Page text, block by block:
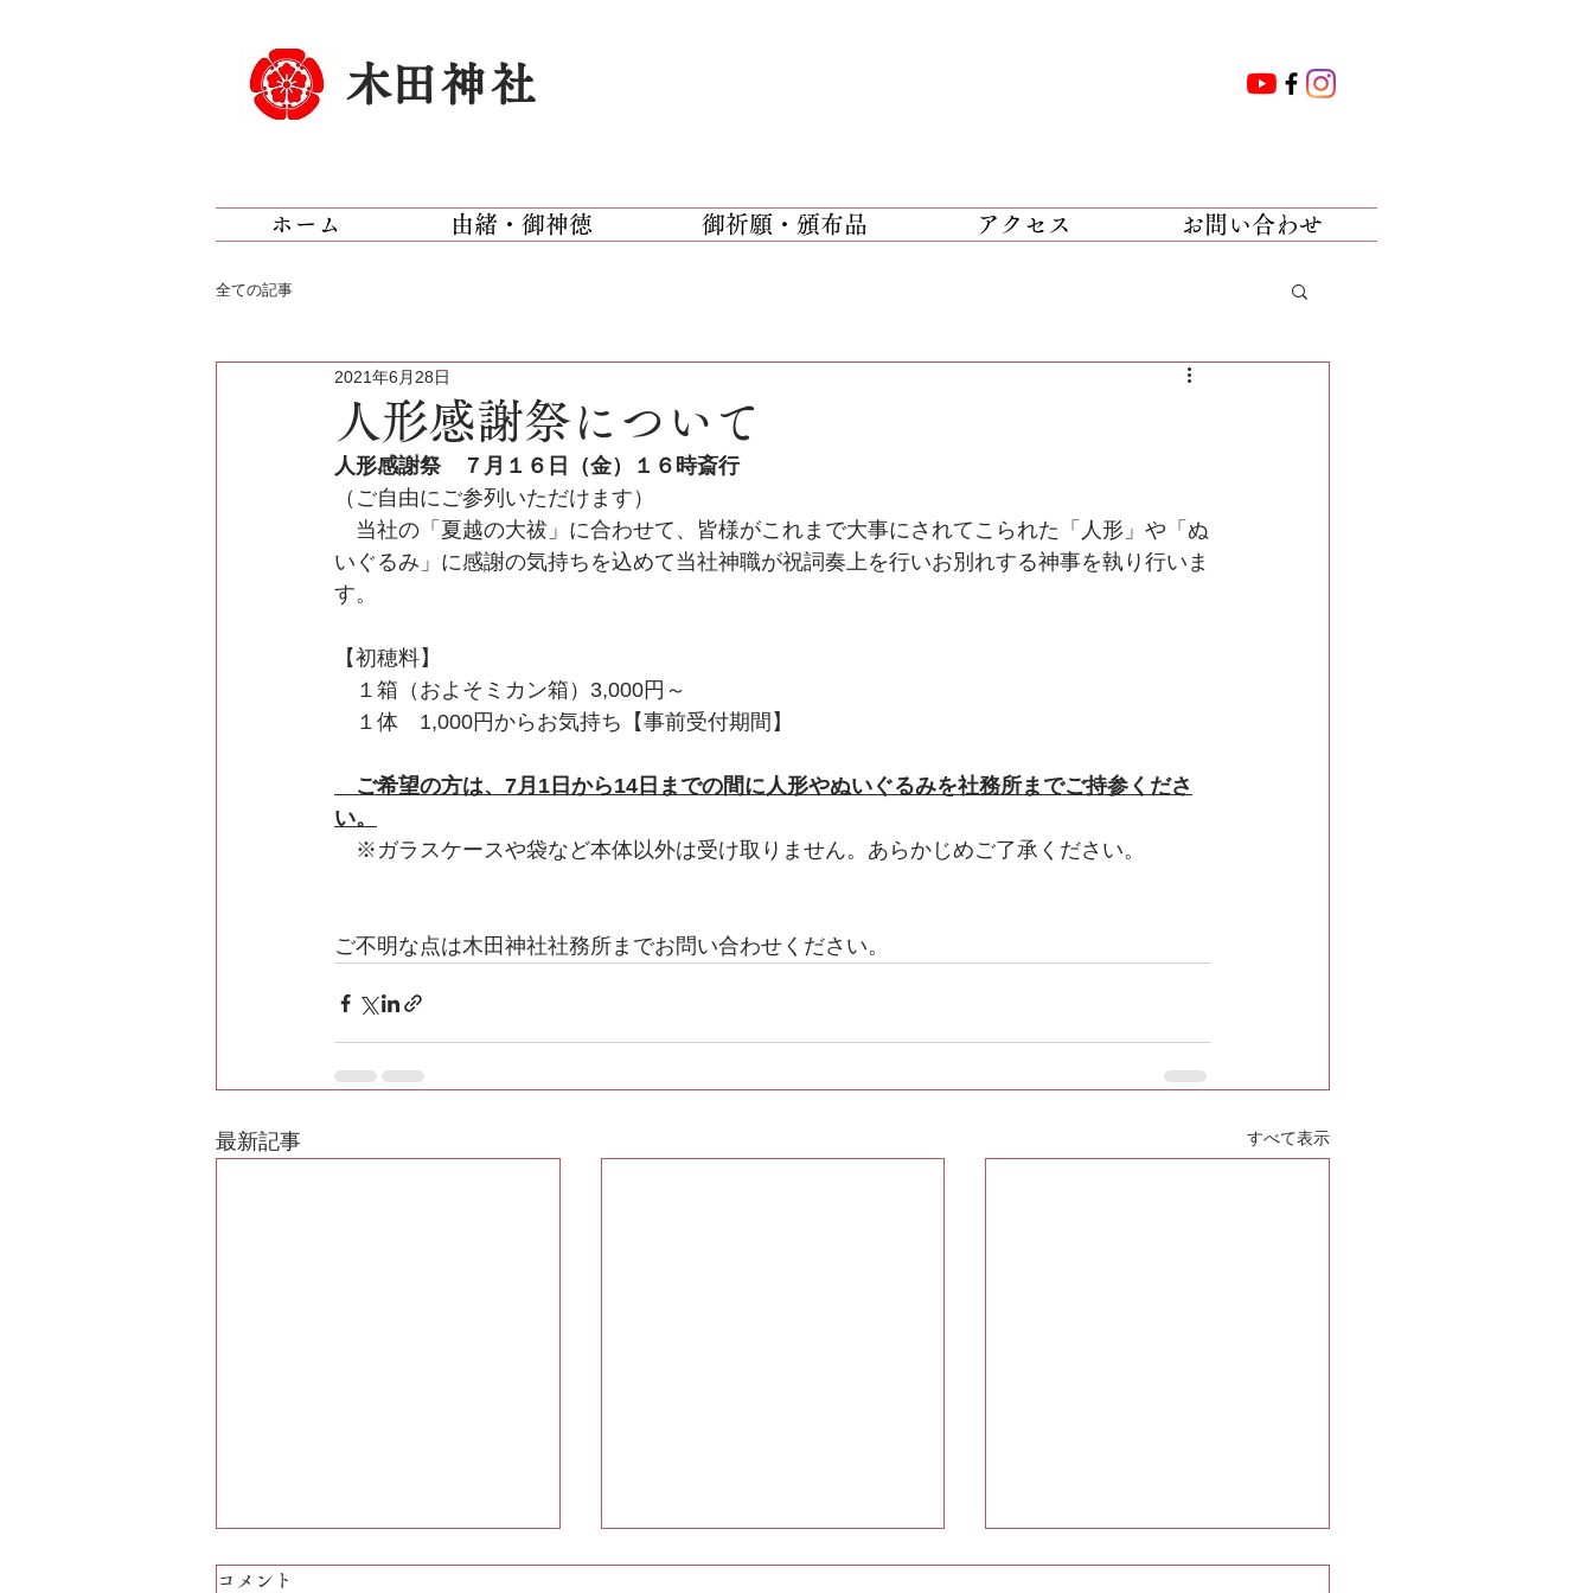
​木田神社
ホーム 由緒・御神徳 御祈願・頒布品 アクセス お問い合わせ
全ての記事
人形感謝祭について
2021年6月28日
人形感謝祭　７月１６日（金）１６時斎行
（ご自由にご参列いただけます）
当社の「夏越の大祓」に合わせて、皆様がこれまで大事にされてこられた「人形」や「ぬ
いぐるみ」に感謝の気持ちを込めて当社神職が祝詞奏上を行いお別れする神事を執り行いま
す。
【初穂料】
１箱（およそミカン箱）3,000円～
１体　1,000円からお気持ち【事前受付期間】
ご希望の方は、7月1日から14日までの間に人形やぬいぐるみを社務所までご持参くださ
い。
※ガラスケースや袋など本体以外は受け取りません。あらかじめご了承ください。
ご不明な点は木田神社社務所までお問い合わせください。
最新記事 すべて表示
コメント